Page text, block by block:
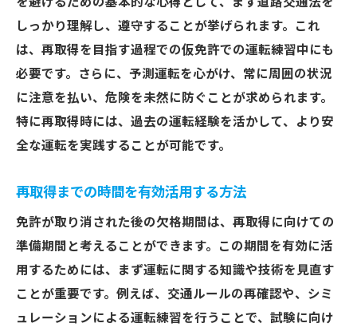
しっかり理解し、遵守することが挙げられます。これ
は、再取得を目指す過程での仮免許での運転練習中にも
必要です。さらに、予測運転を心がけ、常に周囲の状況
に注意を払い、危険を未然に防ぐことが求められます。
特に再取得時には、過去の運転経験を活かして、より安
全な運転を実践することが可能です。
再取得までの時間を有効活用する方法
免許が取り消された後の欠格期間は、再取得に向けての
準備期間と考えることができます。この期間を有効に活
用するためには、まず運転に関する知識や技術を見直す
ことが重要です。例えば、交通ルールの再確認や、シミ
ュレーションによる運転練習を行うことで、試験に向け